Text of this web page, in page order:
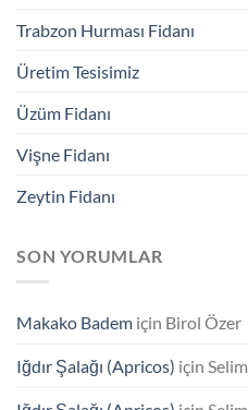
Trabzon Hurması Fidanı
Üretim Tesisimiz
Üzüm Fidanı
Vişne Fidanı
Zeytin Fidanı
SON YORUMLAR
Makako Badem için Birol Özer
Iğdır Şalağı (Apricos) için Selim